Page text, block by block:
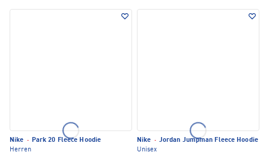
Nike · Park 20 Fleece Hoodie
Herren
Nike · Jordan Jumpman Fleece Hoodie
Unisex